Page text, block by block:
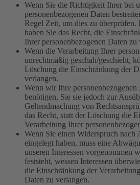
Wenn Sie die Richtigkeit Ihrer bei
personenbezogenen Daten
Regel Zeit, um dies zu
haben Sie das Recht, die
Ihrer personenbezogenen Daten zu
Wenn die Verarbeitung Ihrer
unrechtmäßig geschah/geschieht,
Löschung die Einschränkung der
verlangen.
Wenn wir Ihre
benötigen, Sie sie jedoch zur
Geltendmachung von
das Recht, statt der Löschung die
Verarbeitung Ihrer
Wenn Sie einen Widerspruch
eingelegt haben, muss eine
unseren Interessen vorgenommen
feststeht, wessen Interessen
die Einschränkung der
Daten zu verlangen.